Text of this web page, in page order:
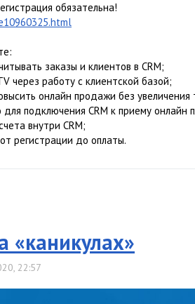
обязательна!
заказы и клиентов в CRM;
через работу с клиентской базой;
онлайн продажи без увеличения
подключения CRM к приему онлайн
внутри CRM;
регистрации до оплаты.
«каникулах»
22:57